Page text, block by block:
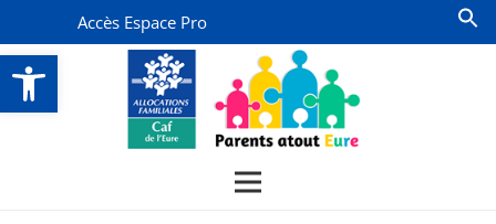
Ouvrir la barre d’outils
Accès Espace Pro